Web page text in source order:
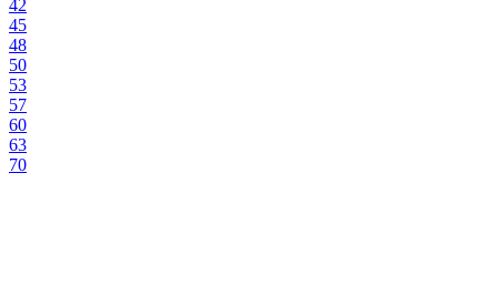
42
45
48
50
53
57
60
63
70